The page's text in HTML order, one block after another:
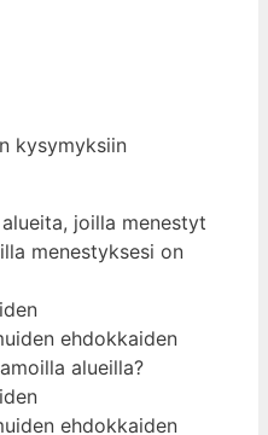
kysymyksiin
joilla menestyt
menestyksesi on
ehdokkaiden
alueilla?
ehdokkaiden